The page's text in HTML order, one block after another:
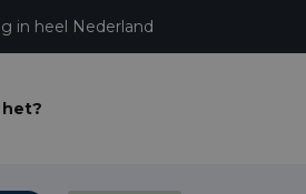
in heel Nederland